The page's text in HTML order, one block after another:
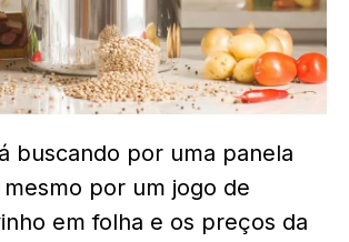
buscando por uma panela
por um jogo de
em folha e os preços da